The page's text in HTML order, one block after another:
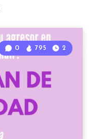
0 795 2